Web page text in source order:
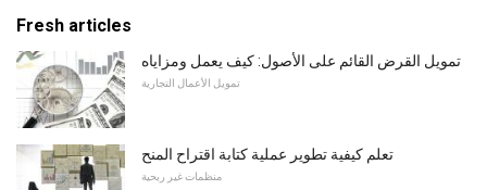
Fresh articles
تمويل القرض القائم على الأصول: كيف يعمل ومزاياه
تمويل الأعمال التجارية
تعلم كيفية تطوير عملية كتابة اقتراح المنح
منظمات غير ربحية